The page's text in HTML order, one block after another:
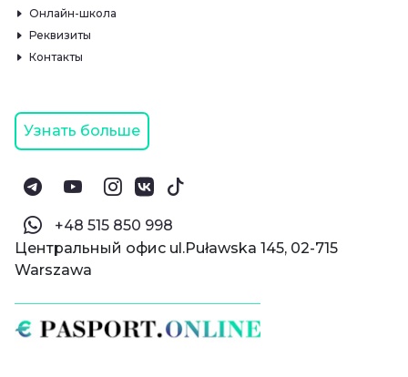
Онлайн-школа
Реквизиты
Контакты
Узнать больше
‪+48 515 850 998‬
Центральный офис ul.Puławska 145, 02-715
Warszawa